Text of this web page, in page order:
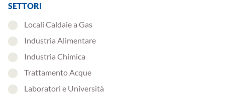
SETTORI
Locali Caldaie a Gas
Industria Alimentare
Industria Chimica
Trattamento Acque
Laboratori e Università